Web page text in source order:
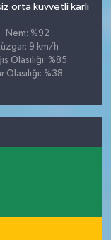
orta kuvvetli karlı
Nem: %92
9 km/h
Olasılığı: %85
Olasılığı: %38